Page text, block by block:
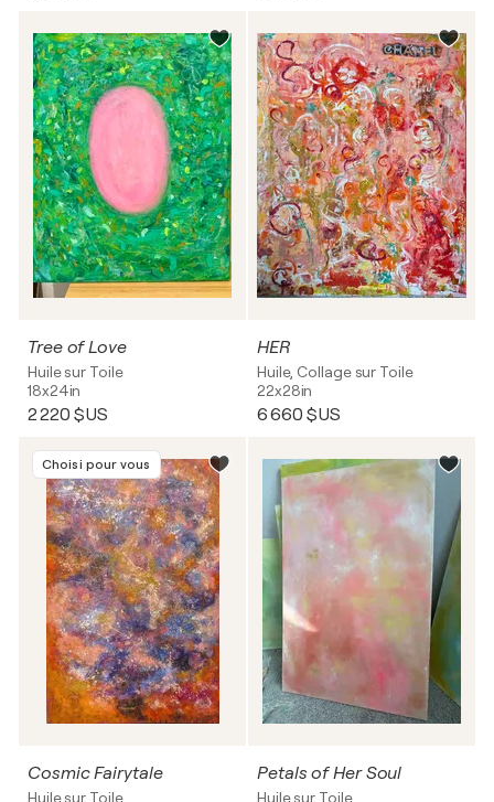
Tree of Love
Huile sur Toile
18x24in
2 220 $US
HER
Huile, Collage sur Toile
22x28in
6 660 $US
Choisi pour vous
Cosmic Fairytale
Huile sur Toile
Petals of Her Soul
Huile sur Toile